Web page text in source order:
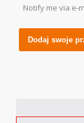
Notify me via e-